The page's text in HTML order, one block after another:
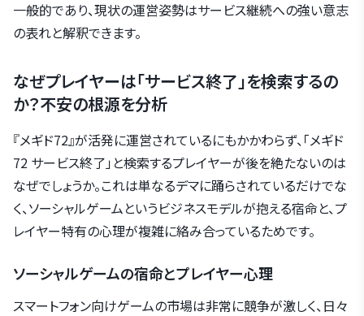
一般的であり、現状の運営姿勢はサービス継続への強い意志
の表れと解釈できます。
なぜプレイヤーは「サービス終了」を検索するの
か？不安の根源を分析
『メギド72』が活発に運営されているにもかかわらず、「メギド
72 サービス終了」と検索するプレイヤーが後を絶たないのは
なぜでしょうか。これは単なるデマに踊らされているだけでな
く、ソーシャルゲームというビジネスモデルが抱える宿命と、プ
レイヤー特有の心理が複雑に絡み合っているためです。
ソーシャルゲームの宿命とプレイヤー心理
スマートフォン向けゲームの市場は非常に競争が激しく、日々